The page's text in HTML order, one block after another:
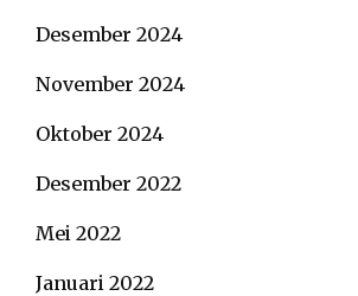
Desember 2024
November 2024
Oktober 2024
Desember 2022
Mei 2022
Januari 2022